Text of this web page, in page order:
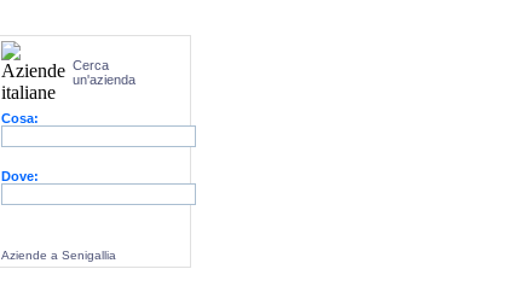
Cerca
un'azienda
Cosa:
Dove:
Aziende a Senigallia